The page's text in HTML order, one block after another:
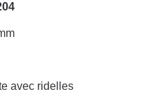
avec ridelles